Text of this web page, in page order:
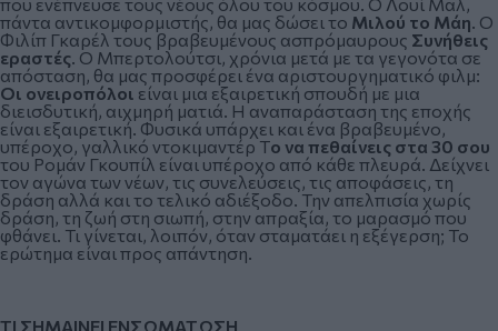
πάντα αντικομφορμιστής, θα μας δώσει το Μιλού το Μάη. Ο
Φιλίπ Γκαρέλ τους βραβευμένους ασπρόμαυρους Συνήθεις
εραστές. Ο Μπερτολούτσι, χρόνια μετά με τα γεγονότα σε
απόσταση, θα μας προσφέρει ένα αριστουργηματικό φιλμ:
Οι ονειροπόλοι είναι μια εξαιρετική σπουδή με μια
διεισδυτική, αιχμηρή ματιά. Η αναπαράσταση της εποχής
είναι εξαιρετική. Φυσικά υπάρχει και ένα βραβευμένο,
υπέροχο, γαλλικό ντοκιμαντέρ Το να πεθαίνεις στα 30 σου
του Ρομάν Γκουπίλ είναι υπέροχο από κάθε πλευρά. Δείχνει
τον αγώνα των νέων, τις συνελεύσεις, τις αποφάσεις, τη
δράση αλλά και το τελικό αδιέξοδο. Την απελπισία χωρίς
δράση, τη ζωή στη σιωπή, στην απραξία, το μαρασμό που
φθάνει. Τι γίνεται, λοιπόν, όταν σταματάει η εξέγερση; Το
ερώτημα είναι προς απάντηση.
ΤΙ ΣΗΜΑΙΝΕΙ ΕΝΣΩΜΑΤΩΣΗ